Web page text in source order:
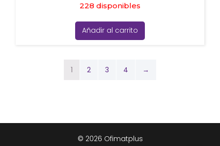
228 disponibles
Añadir al carrito
1 2 3 4 →
© 2026 Ofimatplus